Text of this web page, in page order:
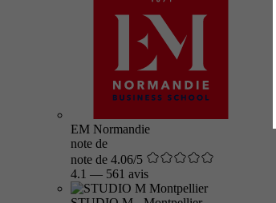
EM Normandie
note de
note de 4.06/5
4.1 — 561 avis